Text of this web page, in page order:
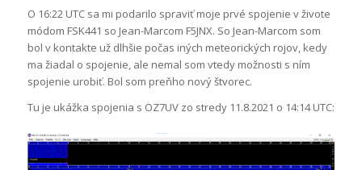
O 16:22 UTC sa mi podarilo spraviť moje prvé spojenie v živote
módom FSK441 so Jean-Marcom F5JNX. So Jean-Marcom som
bol v kontakte už dlhšie počas iných meteorických rojov, kedy
ma žiadal o spojenie, ale nemal som vtedy možnosti s ním
spojenie urobiť. Bol som preňho nový štvorec.
Tu je ukážka spojenia s OZ7UV zo stredy 11.8.2021 o 14:14 UTC: